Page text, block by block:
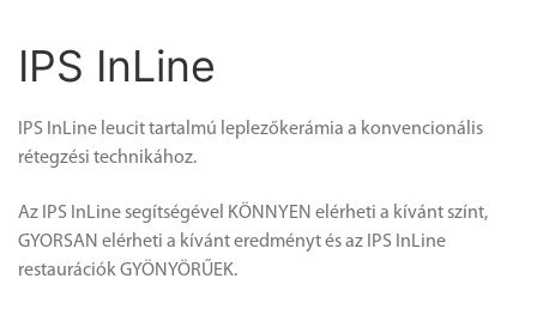
IPS InLine
IPS InLine leucit tartalmú leplezőkerámia a konvencionális
rétegzési technikához.
Az IPS InLine segítségével KÖNNYEN elérheti a kívánt színt,
GYORSAN elérheti a kívánt eredményt és az IPS InLine
restaurációk GYÖNYÖRŰEK.